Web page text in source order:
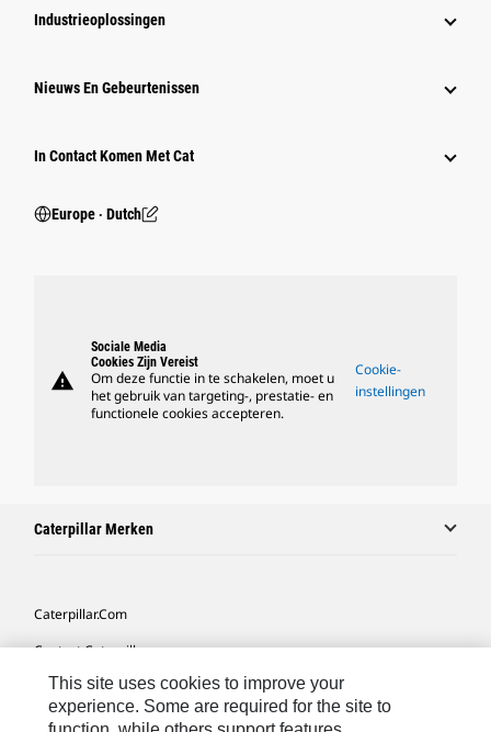
Industrieoplossingen
Nieuws En Gebeurtenissen
In Contact Komen Met Cat
Europe ‧ Dutch
warning
Sociale Media
Cookies Zijn Vereist
Om deze functie in te schakelen, moet u
het gebruik van targeting-, prestatie- en
functionele cookies accepteren.
Cookie-
instellingen
Caterpillar Merken
Caterpillar.com
Contact Caterpillar
Mijn Marketingvoorkeuren
Site Map
This site uses cookies to improve your
experience. Some are required for the site to